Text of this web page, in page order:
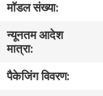
हमारे
बारे
में
मॉडल संख्या:
न्यूनतम आदेश
मात्रा:
पैकेजिंग विवरण: